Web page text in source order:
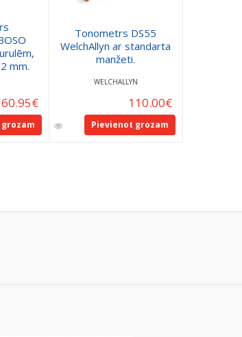
mm.
60.95€
Tonometrs DS55
WelchAllyn ar standarta
manžeti.
WELCHALLYN
110.00€
Pievienot grozam